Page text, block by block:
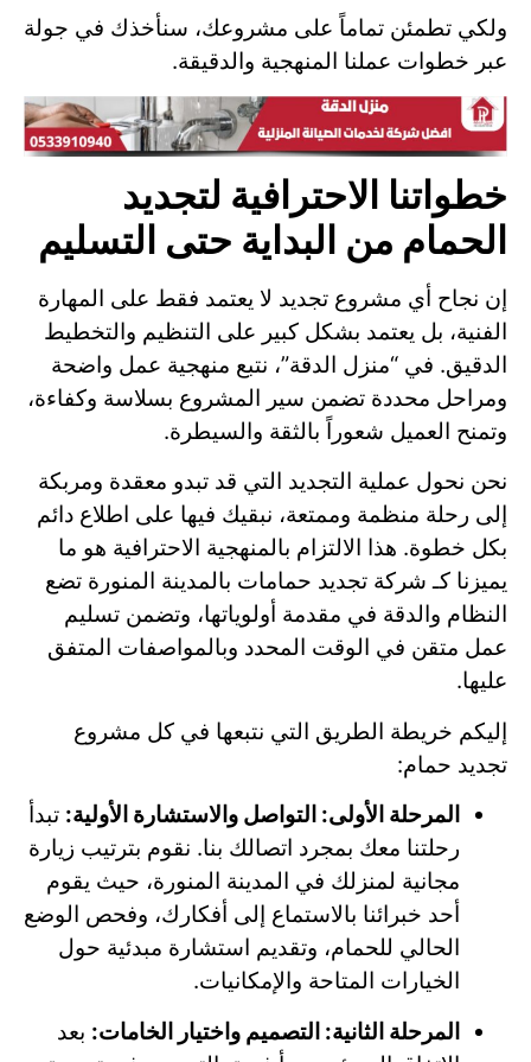
ولكي تطمئن تماماً على مشروعك، سنأخذك في جولة
عبر خطوات عملنا المنهجية والدقيقة.
خطواتنا الاحترافية لتجديد
الحمام من البداية حتى التسليم
إن نجاح أي مشروع تجديد لا يعتمد فقط على المهارة
الفنية، بل يعتمد بشكل كبير على التنظيم والتخطيط
الدقيق. في “منزل الدقة”، نتبع منهجية عمل واضحة
ومراحل محددة تضمن سير المشروع بسلاسة وكفاءة،
وتمنح العميل شعوراً بالثقة والسيطرة.
نحن نحول عملية التجديد التي قد تبدو معقدة ومربكة
إلى رحلة منظمة وممتعة، نبقيك فيها على اطلاع دائم
بكل خطوة. هذا الالتزام بالمنهجية الاحترافية هو ما
يميزنا كـ شركة تجديد حمامات بالمدينة المنورة تضع
النظام والدقة في مقدمة أولوياتها، وتضمن تسليم
عمل متقن في الوقت المحدد وبالمواصفات المتفق
عليها.
إليكم خريطة الطريق التي نتبعها في كل مشروع
تجديد حمام:
المرحلة الأولى: التواصل والاستشارة الأولية: تبدأ
رحلتنا معك بمجرد اتصالك بنا. نقوم بترتيب زيارة
مجانية لمنزلك في المدينة المنورة، حيث يقوم
أحد خبرائنا بالاستماع إلى أفكارك، وفحص الوضع
الحالي للحمام، وتقديم استشارة مبدئية حول
الخيارات المتاحة والإمكانيات.
المرحلة الثانية: التصميم واختيار الخامات: بعد